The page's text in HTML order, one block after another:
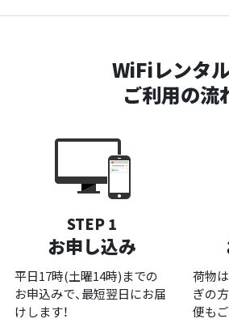
WiFiレンタ
ご利用の流
STEP 1
お申し込み
平日17時(土曜14時)までの
お申込みで、最短翌日にお届
けします！
荷物
ぎの
便も